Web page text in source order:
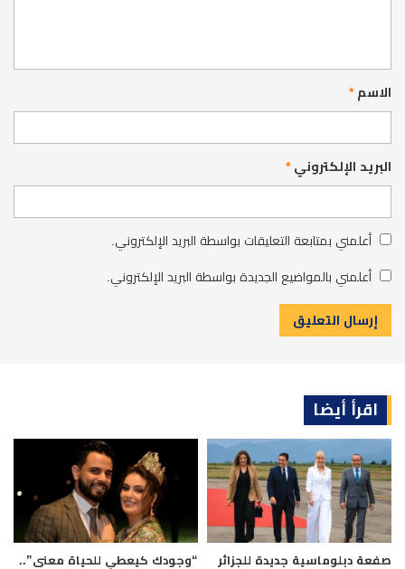
الاسم*
البريد الإلكتروني*
أعلمني بمتابعة التعليقات بواسطة البريد الإلكتروني.
أعلمني بالمواضيع الجديدة بواسطة البريد الإلكتروني.
اقرأ أيضا
صفعة دبلوماسية جديدة للجزائر
“وجودك كيعطي للحياة معنى”..